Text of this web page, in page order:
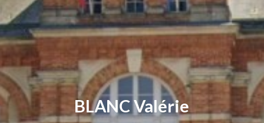
BLANC Valérie